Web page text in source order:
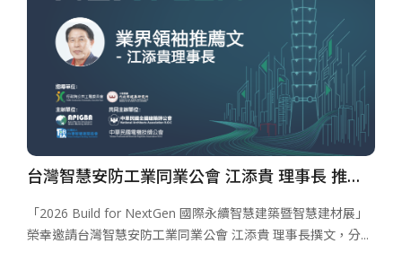
台灣智慧安防工業同業公會 江添貴 理事長 推薦文
「2026 Build for NextGen 國際永續智慧建築暨智慧建材展」
榮幸邀請台灣智慧安防工業同業公會 江添貴 理事長撰文，分...